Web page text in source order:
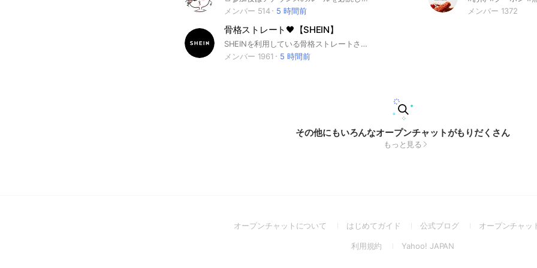
メンバー 514
5 時間前
メンバー 1372
骨格ストレート🖤【SHEIN】
SHEINを利用している骨格ストレートさんのための情報交換オプチャ！ 目的にあわせてご参加ください♡ 【メインのオープンチャット】 SHEINの商品についての質問、レビューなど 【サブトークルーム】 ｢クーポン情報🎁｣ 似合う服を買って可愛くなりましょう🎀 大事なノート、アナウンスを必ず確認してください- ̗̀📢 骨格ストレートの情報が欲しい方であれば性別関係なく入っていただいて構いません！ ⚠荒らし目的の方はご遠慮ください。 またSHEINの商品であっても骨格に関係のある商品以外の話はお控えください。 多くの人が気持ちよく利用できるようご協力をお願いします🙇🏻‍♀️ #SHEIN#シーイン#垢抜け#骨格ストレート#骨スト#ファッション#クーポン
メンバー 1961
5 時間前
その他にもいろんなオープンチャットがもりだくさん
もっと見る
オープンチャットについて
(Openはじめてガイド
(Open
a
公式ブログ
(Openオープンチャッ
利用規約
(OpenYahoo! JAPAN